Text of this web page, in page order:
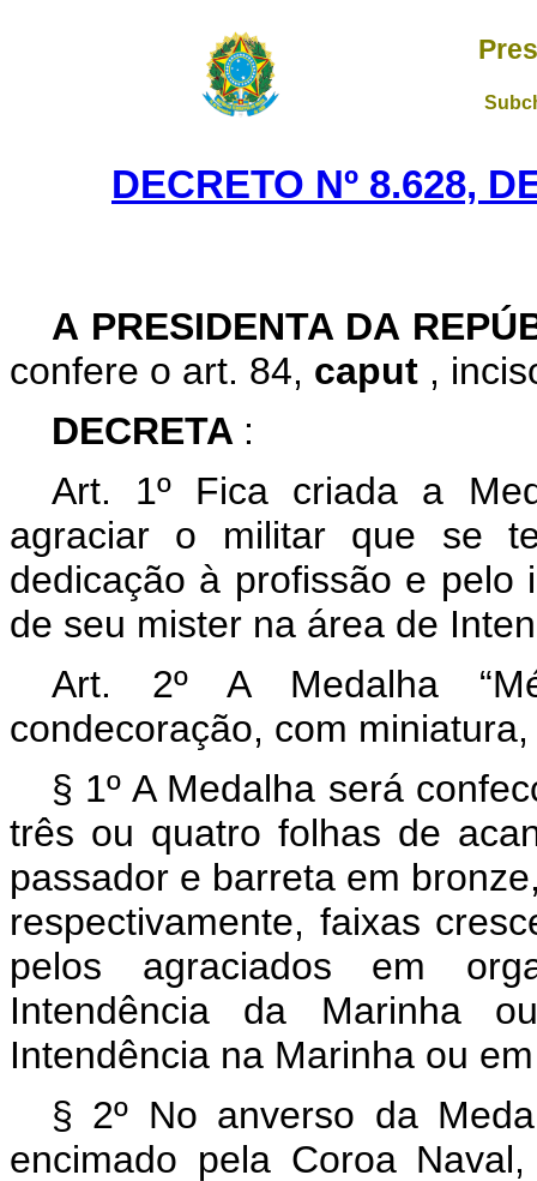
DECRETO Nº 8.628,
A PRESIDENTA DA
confere o art. 84, caput ,
DECRETA :
Art. 1º Fica criada a
agraciar o militar que se
dedicação à profissão e pelo
de seu mister na área de
Art. 2º A Medalha
condecoração, com
§ 1º A Medalha será
três ou quatro folhas de
passador e barreta em
respectivamente, faixas
pelos agraciados em
Intendência da Marinha
Intendência na Marinha ou
§ 2º No anverso da
encimado pela Coroa